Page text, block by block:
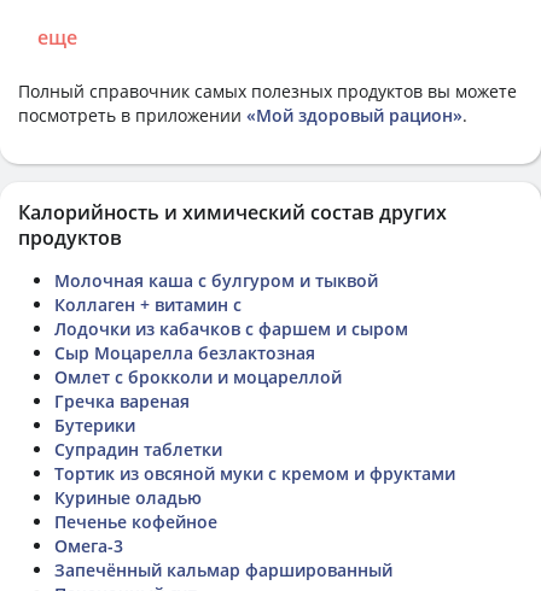
еще
Полный справочник самых полезных продуктов вы можете
посмотреть в приложении «Мой здоровый рацион».
Калорийность и химический состав других
продуктов
Молочная каша с булгуром и тыквой
Коллаген + витамин с
Лодочки из кабачков с фаршем и сыром
Сыр Моцарелла безлактозная
Омлет с брокколи и моцареллой
Гречка вареная
Бутерики
Супрадин таблетки
Тортик из овсяной муки с кремом и фруктами
Куриные оладью
Печенье кофейное
Омега-3
Запечённый кальмар фаршированный